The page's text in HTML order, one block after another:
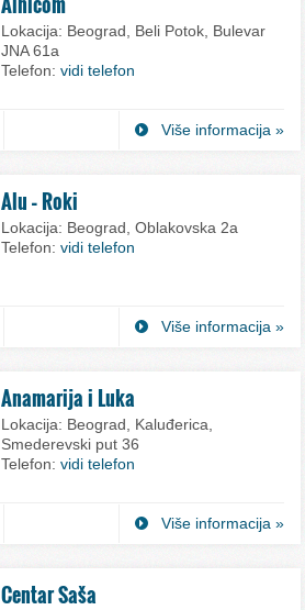
Lokacija: Beograd, Beli Potok, Bulevar
JNA 61a
Telefon:vidi telefon
Više informacija »
Alu – Roki
Lokacija: Beograd, Oblakovska 2a
Telefon:vidi telefon
Više informacija »
Anamarija i Luka
Lokacija: Beograd, Kaluđerica,
Smederevski put 36
Telefon:vidi telefon
Više informacija »
Centar Saša